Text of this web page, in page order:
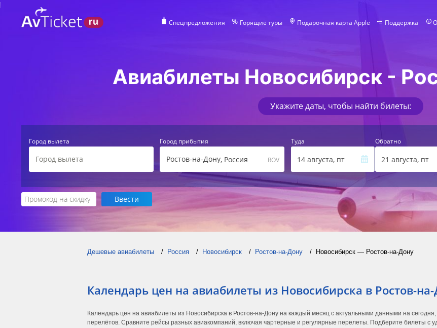
Спецпредложения Горящие туры Подарочная карта Apple Поддержка
Авиабилеты Новосибирск -
Укажите даты, чтобы найти билеты:
Город вылета Город прибытия
Ростов-на-Дону, Россия ROV
Туда
14 августа, пт
Обратно
21 августа, пт
Дешевые авиабилеты Россия Новосибирск Ростов-на-Дону Новосибирск — Ростов-на-Дону
Календарь цен на авиабилеты из Новосибирска в Ростов-
Календарь цен на авиабилеты из Новосибирска в Ростов-на-Дону на каждый месяц с актуальными данными на
перелётов. Сравните рейсы разных авиакомпаний, включая чартерные и регулярные перелеты. Подберите билеты с